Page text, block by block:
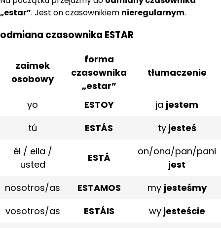
„estar”. Jest on czasownikiem nieregularnym.
odmiana czasownika ESTAR
zaimek
osobowy
forma
czasownika
„estar”
tłumaczenie
yo ESTOY ja jestem
tú
ESTÁS tyjesteś
él / ella /
usted
ESTÁ
on/ona/pan/pani
jest
nosotros/as
ESTAMOS my jesteśmy
vosotros/as
ESTÁIS wyjesteście